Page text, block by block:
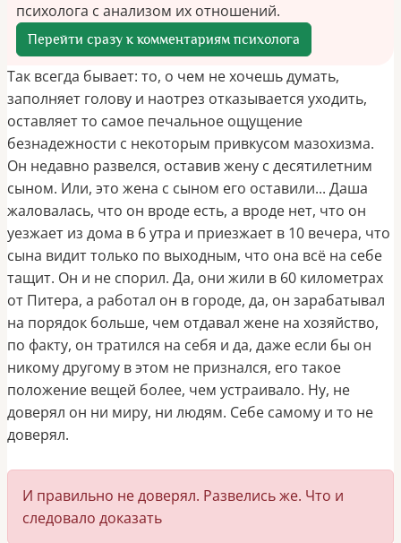
психолога с анализом их отношений.
Перейти сразу к комментариям психолога
Так всегда бывает: то, о чем не хочешь думать,
заполняет голову и наотрез отказывается уходить,
оставляет то самое печальное ощущение
безнадежности с некоторым привкусом мазохизма.
Он недавно развелся, оставив жену с десятилетним
сыном. Или, это жена с сыном его оставили... Даша
жаловалась, что он вроде есть, а вроде нет, что он
уезжает из дома в 6 утра и приезжает в 10 вечера, что
сына видит только по выходным, что она всё на себе
тащит. Он и не спорил. Да, они жили в 60 километрах
от Питера, а работал он в городе, да, он зарабатывал
на порядок больше, чем отдавал жене на хозяйство,
по факту, он тратился на себя и да, даже если бы он
никому другому в этом не признался, его такое
положение вещей более, чем устраивало. Ну, не
доверял он ни миру, ни людям. Себе самому и то не
доверял.
И правильно не доверял. Развелись же. Что и
следовало доказать